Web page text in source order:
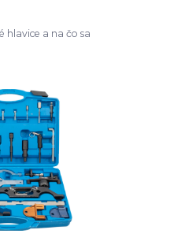
hlavice a na čo sa